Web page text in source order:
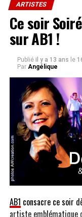
ARTISTES
Ce soir
sur AB1 !
Publié il y a 13 ans le
Par Angélique
AB1 consacre ce soir
artiste emblématique